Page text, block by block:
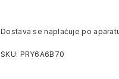
Dostava se naplaćuje po
SKU: PRY6A6B70